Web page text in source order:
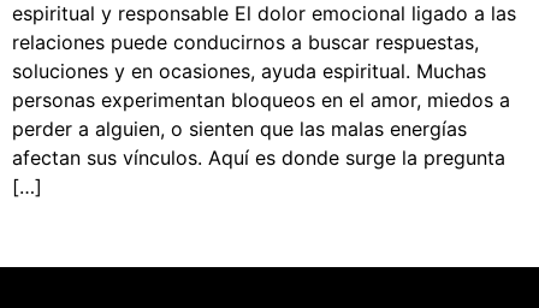
espiritual y responsable El dolor emocional ligado a las
relaciones puede conducirnos a buscar respuestas,
soluciones y en ocasiones, ayuda espiritual. Muchas
personas experimentan bloqueos en el amor, miedos a
perder a alguien, o sienten que las malas energías
afectan sus vínculos. Aquí es donde surge la pregunta
[…]